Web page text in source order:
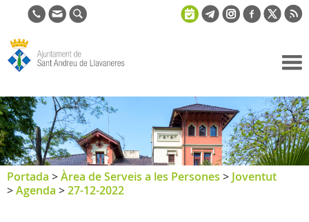
de Sant
Andreu de
Llavaneres
Portada >Àrea de Serveis a les Persones > Joventut
>Agenda >27-12-2022